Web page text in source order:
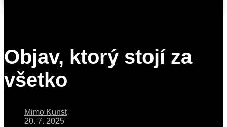
Objav, ktorý stojí za
všetko
Mimo Kunst
20. 7. 2025